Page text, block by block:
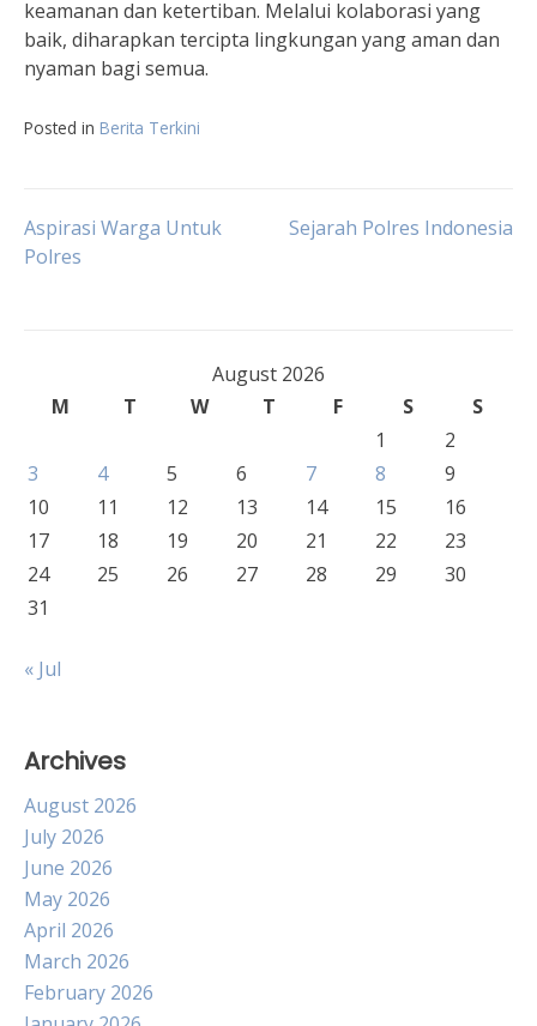
keamanan dan ketertiban. Melalui kolaborasi yang
baik, diharapkan tercipta lingkungan yang aman dan
nyaman bagi semua.
Posted in Berita Terkini
Post
Aspirasi Warga Untuk
Polres
Sejarah Polres Indonesia
August 2026
M
T W T F S
S
1
2
3
4 5 6 7 8
9
10
11 12 13 14 15
16
17
18 19 20 21 22
23
24
25 26 27 28 29
30
31
« Jul
Archives
August 2026
July 2026
June 2026
May 2026
April 2026
March 2026
February 2026